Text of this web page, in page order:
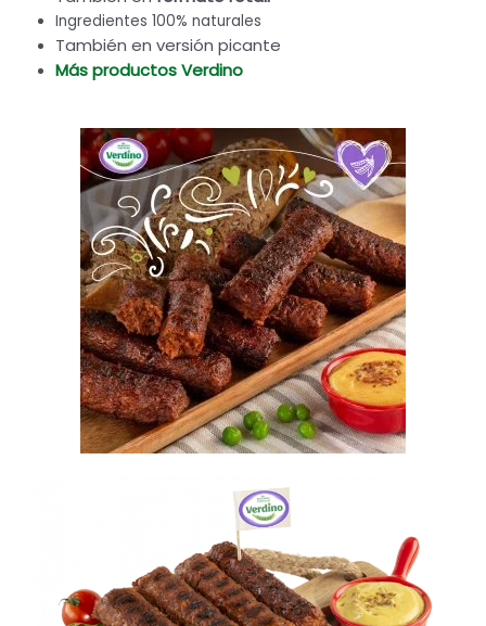
Ingredientes 100% naturales
También en versión picante
Más productos Verdino